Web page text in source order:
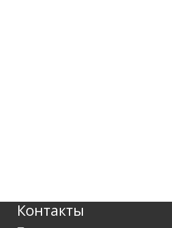
Контакты